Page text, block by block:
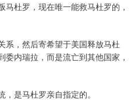
杜罗，现在唯一能救马杜罗的，
系，然后寄希望于美国释放马杜
内瑞拉，而是流亡到其他国家，
是马杜罗亲自指定的。